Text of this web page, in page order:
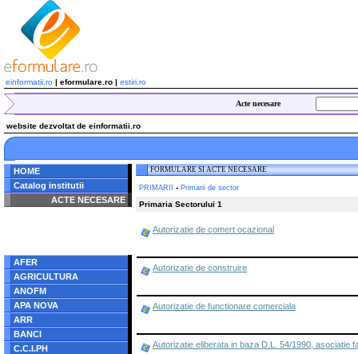
einformatii.ro | eformulare.ro | estiri.ro
Acte necesare
website dezvoltat de einformatii.ro
HOME
Catalog institutii
ACTE NECESARE
/home/eformulare.ro/public_html/navigare/stanga.php
AFER
AGRICULTURA
ANOFM
APA NOVA
ARR
BANCI
C.C.I.PH
FORMULARE SI ACTE NECESARE
PRIMARII - Primarii de sector
Primaria Sectorului 1
Autorizatie de comert ocazional
Autorizatie de construire
Autorizatie de functionare comerciala
Autorizatie eliberata in baza D.L. 54/1990, asociatie